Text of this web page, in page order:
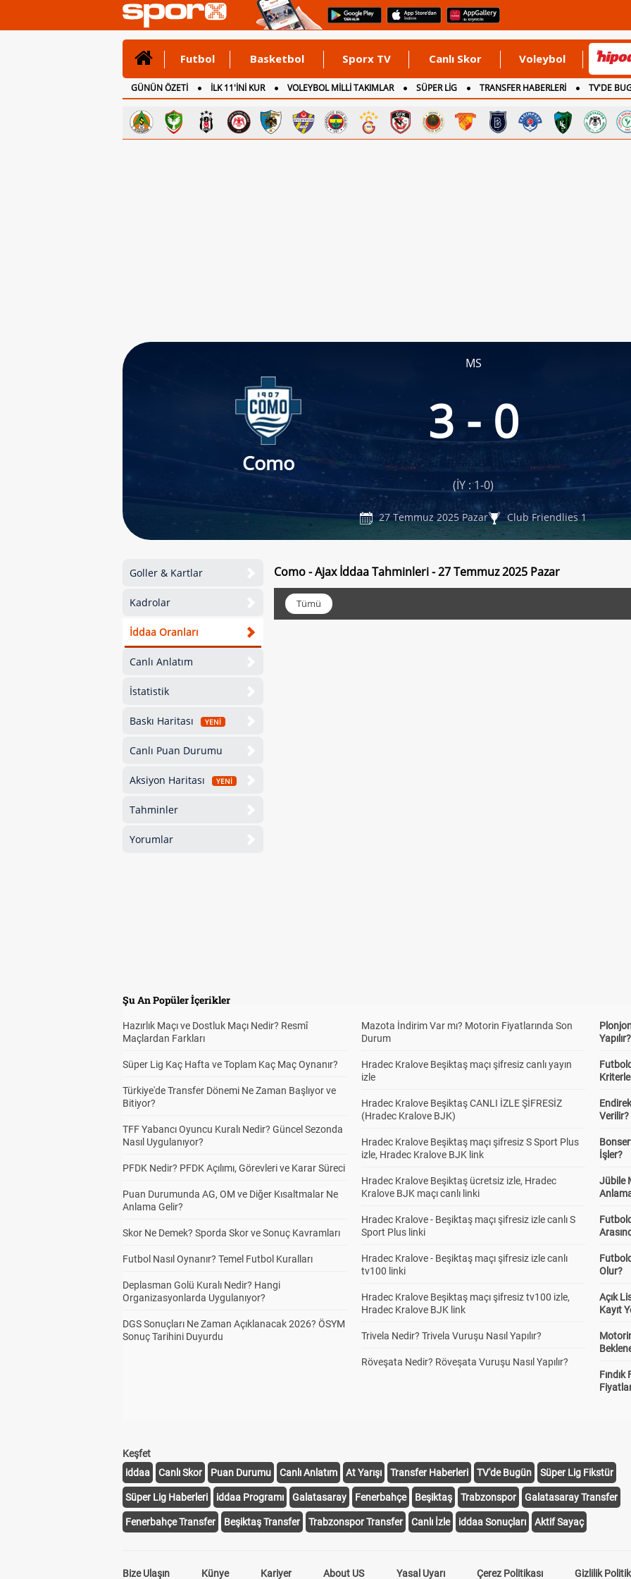
Futbol Basketbol Sporx TV Canlı Skor Voleybol
GÜNÜN ÖZETİ İLK 11'İNİ KUR VOLEYBOL MİLLİ TAKIMLAR SÜPER LİG TRANSFER HABERLERİ
TV'DE
CANLI ANLATIM
İNGİLTERE
MS
Como
3 - 0
(İY : 1-0)
27 Temmuz 2025 Pazar Club Friendlies 1
Goller & Kartlar
Kadrolar
İddaa Oranları
Canlı Anlatım
İstatistik
Baskı Haritası YENİ
Canlı Puan Durumu
Aksiyon Haritası YENİ
Tahminler
Yorumlar
Como - Ajax İddaa Tahminleri - 27 Temmuz 2025 Pazar
Tümü
Şu An Popüler İçerikler
Hazırlık Maçı ve Dostluk Maçı Nedir? Resmî
Maçlardan Farkları
Süper Lig Kaç Hafta ve Toplam Kaç Maç Oynanır?
Türkiye'de Transfer Dönemi Ne Zaman Başlıyor ve
Bitiyor?
TFF Yabancı Oyuncu Kuralı Nedir? Güncel Sezonda
Nasıl Uygulanıyor?
PFDK Nedir? PFDK Açılımı, Görevleri ve Karar Süreci
Puan Durumunda AG, OM ve Diğer Kısaltmalar Ne
Anlama Gelir?
Skor Ne Demek? Sporda Skor ve Sonuç Kavramları
Futbol Nasıl Oynanır? Temel Futbol Kuralları
Deplasman Golü Kuralı Nedir? Hangi
Organizasyonlarda Uygulanıyor?
DGS Sonuçları Ne Zaman Açıklanacak 2026? ÖSYM
Sonuç Tarihini Duyurdu
Mazota İndirim Var mı? Motorin Fiyatlarında Son
Durum
Hradec Kralove Beşiktaş maçı şifresiz canlı yayın
izle
Hradec Kralove Beşiktaş CANLI İZLE ŞİFRESİZ
(Hradec Kralove BJK)
Hradec Kralove Beşiktaş maçı şifresiz S Sport Plus
izle, Hradec Kralove BJK link
Hradec Kralove Beşiktaş ücretsiz izle, Hradec
Kralove BJK maçı canlı linki
Hradec Kralove - Beşiktaş maçı şifresiz izle canlı S
Sport Plus linki
Hradec Kralove - Beşiktaş maçı şifresiz izle canlı
tv100 linki
Hradec Kralove Beşiktaş maçı şifresiz tv100 izle,
Hradec Kralove BJK link
Trivela Nedir? Trivela Vuruşu Nasıl Yapılır?
Röveşata Nedir? Röveşata Vuruşu Nasıl Yapılır?
Yapılır?
Verilir?
İşler?
Jübile
Olur?
Açık
Kayıt
Fındık
Keşfet
iddaa
Canlı Skor Puan Durumu Canlı Anlatım At Yarışı Transfer Haberleri TV'de Bugün Süper Lig Fikstür
Süper Lig Haberleri iddaa Programı Galatasaray Fenerbahçe Beşiktaş Trabzonspor Galatasaray Transfer
Fenerbahçe Transfer Beşiktaş Transfer Trabzonspor Transfer Canlı İzle iddaa Sonuçları Aktif Sayaç
Bize Ulaşın Künye Kariyer About US Yasal Uyarı Çerez Politikası Gizlilik